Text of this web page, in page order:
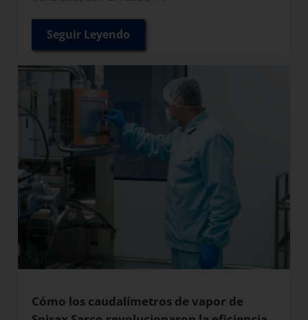
Seguir LeyendoMedidor de Caudal TVA de Spirax
Cómo los caudalímetros de vapor de